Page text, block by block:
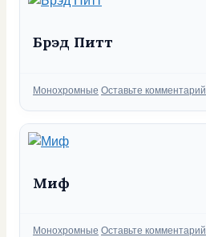
Брэд Питт
Рубрики
Монохромные Оставьте комментарий
Миф
Рубрики
Монохромные Оставьте комментарий